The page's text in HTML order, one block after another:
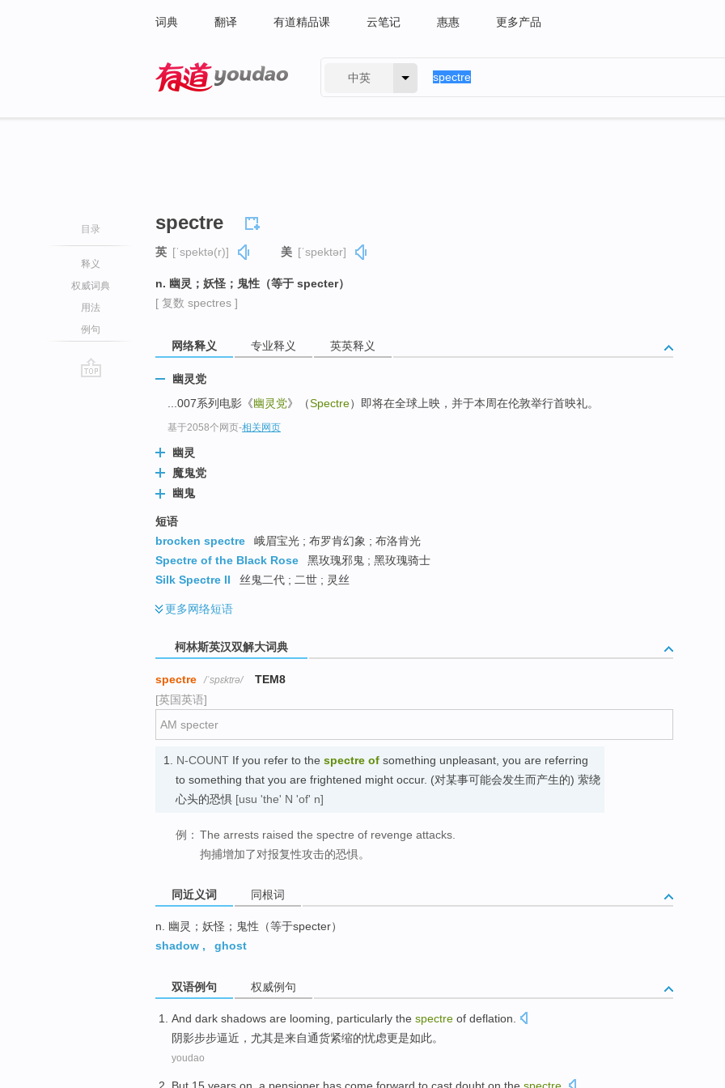
词典 翻译 有道精品课 云笔记 惠惠 更多产品
中英
目录
释义
权威词典
用法
例句
spectre
英 [ˈspektə(r)] 美 [ˈspektər]
n. 幽灵；妖怪；鬼性（等于 specter）
[ 复数 spectres ]
网络释义 专业释义 英英释义
幽灵党
...007系列电影《幽灵党》（Spectre）即将在全球上映，并于本周在伦敦举行首映礼。
基于2058个网页-相关网页
幽灵
魔鬼党
幽鬼
短语
brocken spectre
峨眉宝光 ; 布罗肯幻象 ; 布洛肯光
Spectre of the Black Rose
黑玫瑰邪鬼 ; 黑玫瑰骑士
Silk Spectre II
丝鬼二代 ; 二世 ; 灵丝
更多网络短语
柯林斯英汉双解大词典
spectre /ˈspɛktrə/
TEM8
[英国英语]
AM specter
1. N-COUNT If you refer to the spectre of something unpleasant, you are referring
to something that you are frightened might occur. (对某事可能会发生而产生的) 萦绕
心头的恐惧 [usu 'the' N 'of' n]
例： The arrests raised the spectre of revenge attacks.
拘捕增加了对报复性攻击的恐惧。
同近义词 同根词
n. 幽灵；妖怪；鬼性（等于specter）
shadow , ghost
双语例句 权威例句
And dark shadows are looming particularly the spectre of deflation
阴影步步逼近， 尤其是来自通货紧缩的忧虑更是如此。
youdao